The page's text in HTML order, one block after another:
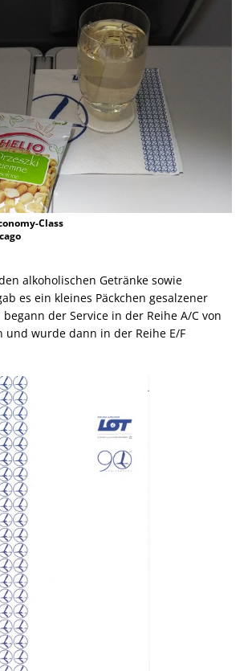
Class
alkoholischen Getränke sowie
es ein kleines Päckchen gesalzener
der Service in der Reihe A/C von
und wurde dann in der Reihe E/F